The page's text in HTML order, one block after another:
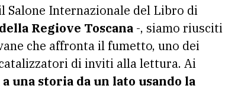
Salone Internazionale del Libro di
Regiove Toscana -, siamo riusciti
che affronta il fumetto, uno dei
di inviti alla lettura. Ai
una storia da un lato usando la